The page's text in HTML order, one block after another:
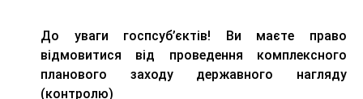
До уваги госпсуб’єктів! Ви маєте право
відмовитися від проведення комплексного
планового заходу державного нагляду
(контролю)